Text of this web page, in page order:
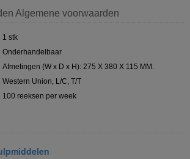
Algemene voorwaarden
1 stk
Onderhandelbaar
Afmetingen (W x D x H): 275 X 380 X 115 MM.
Western Union, L/C, T/T
100 reeksen per week